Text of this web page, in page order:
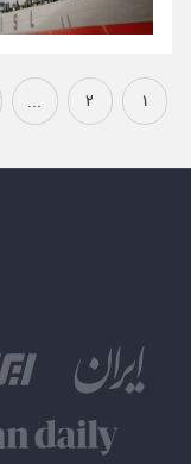
۱ ۲ ...